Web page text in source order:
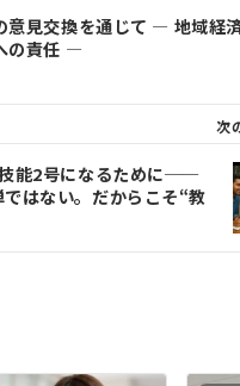
意見交換を通じて ― 地域経
の責任 ―
次
能2号になるために──
はない。だからこそ“教